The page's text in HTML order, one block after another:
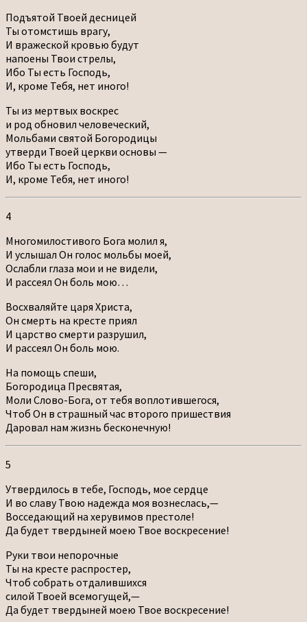
Подъятой Твоей десницей
Ты отомстишь врагу,
И вражеской кровью будут
напоены Твои стрелы,
Ибо Ты есть Господь,
И, кроме Тебя, нет иного!
Ты из мертвых воскрес
и род обновил человеческий,
Мольбами святой Богородицы
утверди Твоей церкви основы —
Ибо Ты есть Господь,
И, кроме Тебя, нет иного!
4
Многомилостивого Бога молил я,
И услышал Он голос мольбы моей,
Ослабли глаза мои и не видели,
И рассеял Он боль мою…
Восхваляйте царя Христа,
Он смерть на кресте приял
И царство смерти разрушил,
И рассеял Он боль мою.
На помощь спеши,
Богородица Пресвятая,
Моли Слово-Бога, от тебя воплотившегося,
Чтоб Он в страшный час второго пришествия
Даровал нам жизнь бесконечную!
5
Утвердилось в тебе, Господь, мое сердце
И во славу Твою надежда моя вознеслась,—
Восседающий на херувимов престоле!
Да будет твердыней моею Твое воскресение!
Руки твои непорочные
Ты на кресте распростер,
Чтоб собрать отдалившихся
силой Твоей всемогущей,—
Да будет твердыней моею Твое воскресение!